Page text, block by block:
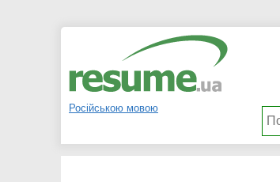
Російською мовою